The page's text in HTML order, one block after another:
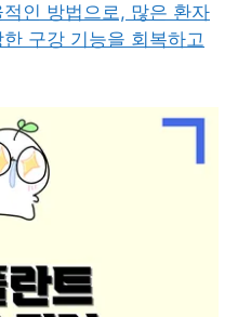
인 방법으로, 많은 환자
구강 기능을 회복하고